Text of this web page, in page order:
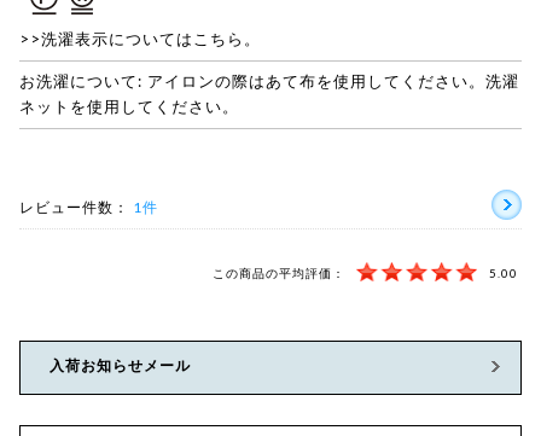
>>洗濯表示についてはこちら。
お洗濯について: アイロンの際はあて布を使用してください。洗濯
ネットを使用してください。
レビュー件数： 1件
この商品の平均評価： 5.00
入荷お知らせメール